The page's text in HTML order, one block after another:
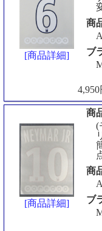
[商品詳細]
商
ブ
[商品詳細]
商
(
商
ブ